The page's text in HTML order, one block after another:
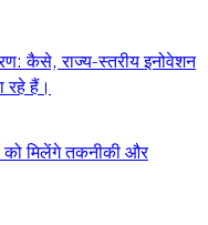
कैसे, राज्य-स्तरीय इनोवेशन
रहे हैं।
को मिलेंगे तकनीकी और